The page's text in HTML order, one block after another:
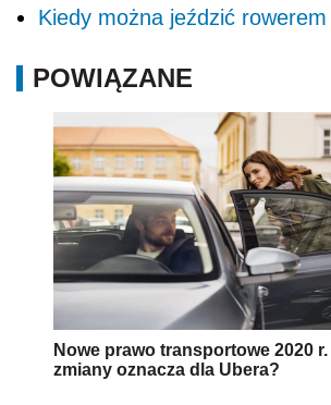
Kiedy można jeździć
POWIĄZANE
Nowe prawo transportowe 2020
zmiany oznacza dla Ubera?